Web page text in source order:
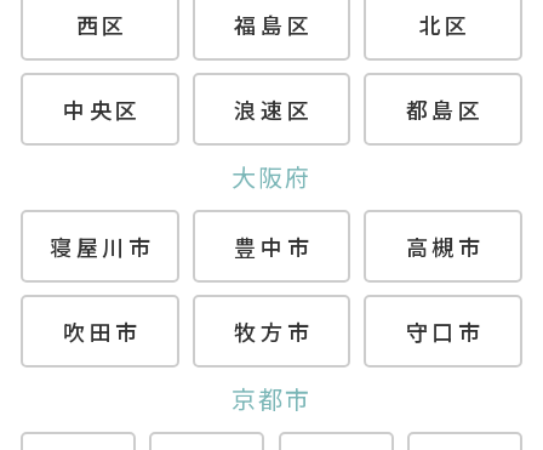
西区 福島区 北区
中央区 浪速区 都島区
大阪府
寝屋川市 豊中市 高槻市
吹田市 牧方市 守口市
京都市